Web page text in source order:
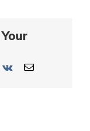
Vk Email